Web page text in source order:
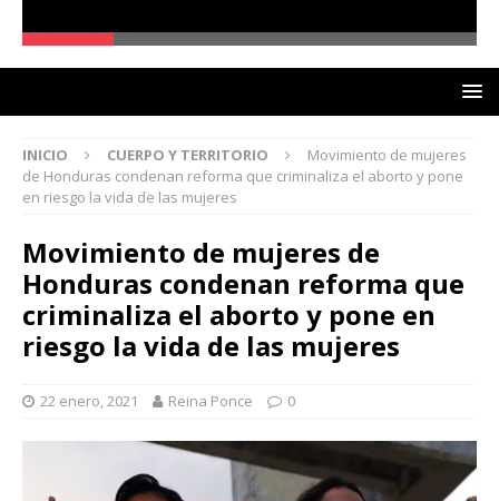
INICIO CUERPO Y TERRITORIO
Movimiento de mujeres
de Honduras condenan reforma que criminaliza el aborto y pone
en riesgo la vida de las mujeres
Movimiento de mujeres de
Honduras condenan reforma que
criminaliza el aborto y pone en
riesgo la vida de las mujeres
22 enero, 2021 Reina Ponce 0